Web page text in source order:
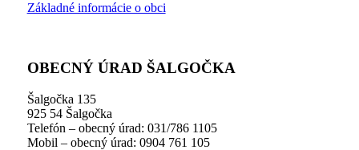
Základné informácie o obci
OBECNÝ ÚRAD ŠALGOČKA
Šalgočka 135
925 54 Šalgočka
Telefón – obecný úrad: 031/786 1105
Mobil – obecný úrad: 0904 761 105